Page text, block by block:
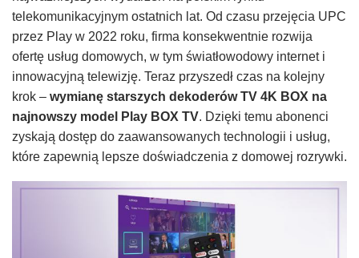
telekomunikacyjnym ostatnich lat. Od czasu przejęcia UPC
przez Play w 2022 roku, firma konsekwentnie rozwija
ofertę usług domowych, w tym światłowodowy internet i
innowacyjną telewizję. Teraz przyszedł czas na kolejny
krok – wymianę starszych dekoderów TV 4K BOX na
najnowszy model Play BOX TV. Dzięki temu abonenci
zyskają dostęp do zaawansowanych technologii i usług,
które zapewnią lepsze doświadczenia z domowej rozrywki.